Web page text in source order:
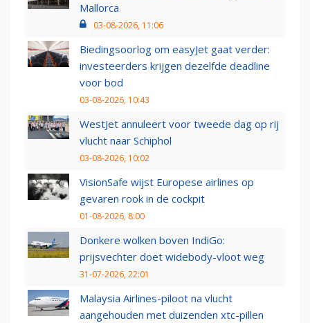
Mallorca
03-08-2026, 11:06
Biedingsoorlog om easyJet gaat verder:
investeerders krijgen dezelfde deadline
voor bod
03-08-2026, 10:43
WestJet annuleert voor tweede dag op rij
vlucht naar Schiphol
03-08-2026, 10:02
VisionSafe wijst Europese airlines op
gevaren rook in de cockpit
01-08-2026, 8:00
Donkere wolken boven IndiGo:
prijsvechter doet widebody-vloot weg
31-07-2026, 22:01
Malaysia Airlines-piloot na vlucht
aangehouden met duizenden xtc-pillen